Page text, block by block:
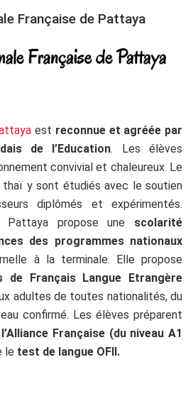
Française de Pattaya
est reconnue et agréée par
de l’Education. Les élèves
convivial et chaleureux. Le
thaï y sont étudiés avec le soutien
diplômés et expérimentés.
Pattaya propose une scolarité
des programmes nationaux
à la terminale. Elle propose
de Français Langue Etrangère
adultes de toutes nationalités, du
confirmé. Les élèves préparent
Française (du niveau A1
le test de langue OFII.